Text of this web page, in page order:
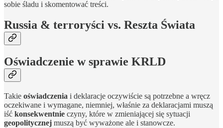
sobie śladu i skomentować treści.
Russia & terroryści vs. Reszta Świata
Oświadczenie w sprawie KRLD
Takie oświadczenia i deklaracje oczywiście są potrzebne a wręcz
oczekiwane i wymagane, niemniej, właśnie za deklaracjami muszą
iść konsekwentnie czyny, które w zmieniającej się sytuacji
geopolitycznej muszą być wyważone ale i stanowcze.